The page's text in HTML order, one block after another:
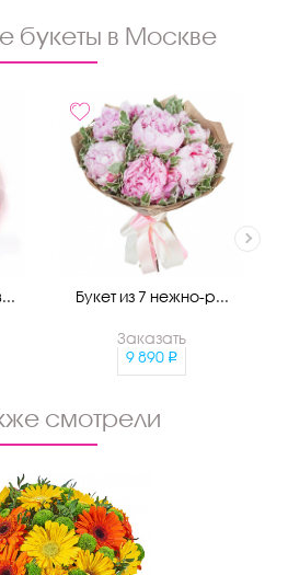
букеты в Москве
Букет из 7 нежно-р...
Заказать
9 890
смотрели